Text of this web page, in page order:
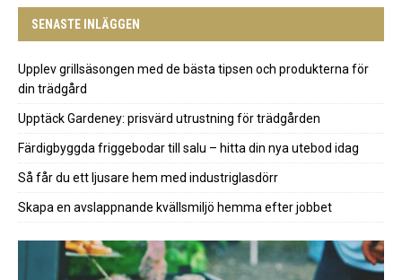
SENASTE INLÄGGEN
Upplev grillsäsongen med de bästa tipsen och produkterna för
din trädgård
Upptäck Gardeney: prisvärd utrustning för trädgården
Färdigbyggda friggebodar till salu – hitta din nya utebod idag
Så får du ett ljusare hem med industriglasdörr
Skapa en avslappnande kvällsmiljö hemma efter jobbet